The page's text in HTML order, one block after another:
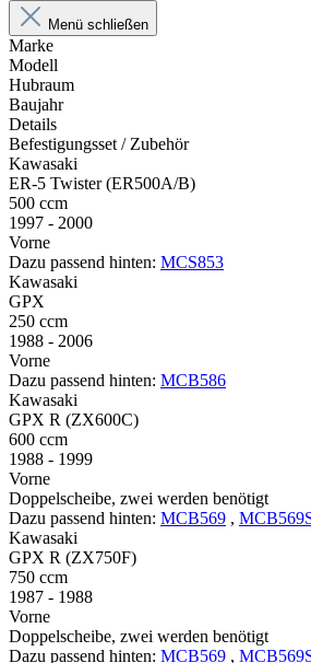
Menü schließen
Marke
Modell
Hubraum
Baujahr
Details
Befestigungsset / Zubehör
Kawasaki
ER-5 Twister (ER500A/B)
500 ccm
1997 - 2000
Vorne
Dazu passend hinten: MCS853
Kawasaki
GPX
250 ccm
1988 - 2006
Vorne
Dazu passend hinten: MCB586
Kawasaki
GPX R (ZX600C)
600 ccm
1988 - 1999
Vorne
Doppelscheibe, zwei werden benötigt
Dazu passend hinten: MCB569 ,
Kawasaki
GPX R (ZX750F)
750 ccm
1987 - 1988
Vorne
Doppelscheibe, zwei werden benötigt
Dazu passend hinten: MCB569 ,